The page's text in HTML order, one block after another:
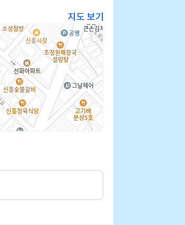
지도 보기